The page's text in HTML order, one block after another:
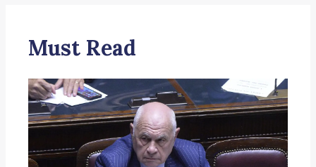
Must Read